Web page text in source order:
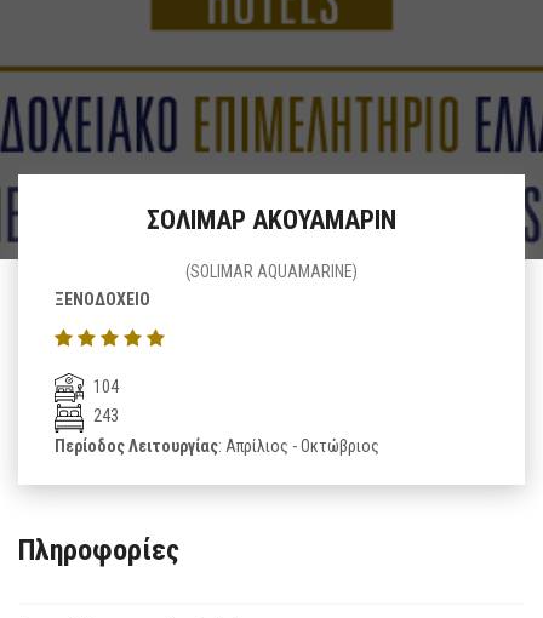
ΣΟΛΙΜΑΡ ΑΚΟΥΑΜΑΡΙΝ
(SOLIMAR AQUAMARINE)
ΞΕΝΟΔΟΧΕΙΟ
104
243
Περίοδος Λειτουργίας: Απρίλιος - Οκτώβριος
Πληροφορίες